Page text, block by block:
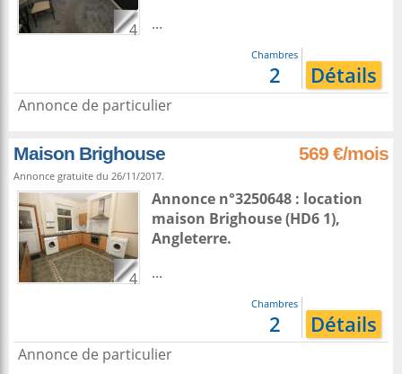
4
...
Chambres
2 Détails
Annonce de particulier
Maison Brighouse 569 €/mois
Annonce gratuite du 26/11/2017.
4
Annonce n°3250648 : location
maison Brighouse(HD6 1),
Angleterre.
...
Chambres
2 Détails
Annonce de particulier